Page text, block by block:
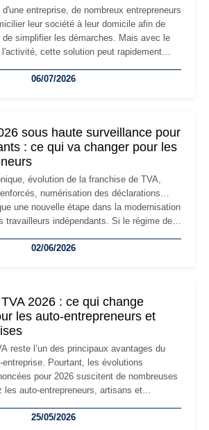
entreprise, de nombreux entrepreneurs
leur société à leur domicile afin de
de simplifier les démarches. Mais avec le
cette solution peut rapidement
image de marque… Le
06/07/2026
sous haute surveillance pour
: ce qui va changer pour les
évolution de la franchise de TVA,
numérisation des déclarations…
une nouvelle étape dans la modernisation
travailleurs indépendants. Si le régime de
devront s'adapter à un environnement
02/06/2026
2026 : ce qui change
les auto-entrepreneurs et
reste l’un des principaux avantages du
entreprise. Pourtant, les évolutions
pour 2026 suscitent de nombreuses
les auto-entrepreneurs, artisans et
de bascule vers la TVA : les règles
25/05/2026